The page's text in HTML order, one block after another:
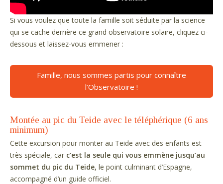
Si vous voulez que toute la famille soit séduite par la science
qui se cache derrière ce grand observatoire solaire, cliquez ci-
dessous et laissez-vous emmener :
Famille, nous sommes partis pour connaître
l’Observatoire !
Montée au pic du Teide avec le téléphérique (6 ans
minimum)
Cette excursion pour monter au Teide avec des enfants est
très spéciale, car c’est la seule qui vous emmène jusqu’au
sommet du pic du Teide, le point culminant d’Espagne,
accompagné d’un guide officiel.